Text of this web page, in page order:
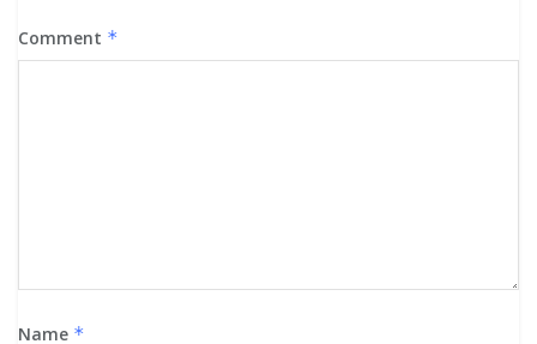
Comment *
Name *